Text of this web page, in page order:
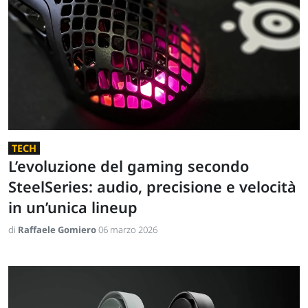
TECH
L’evoluzione del gaming secondo
SteelSeries: audio, precisione e velocità
in un’unica lineup
di Raffaele Gomiero06 marzo 2026